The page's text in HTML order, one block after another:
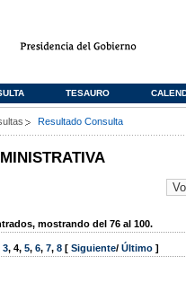
TESAURO
Resultado Consulta
mostrando del 76 al 100.
3, 4, 5, 6, 7, 8 [ Siguiente/ Último ]